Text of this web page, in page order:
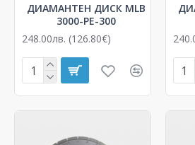
ДИАМАНТЕН ДИСК MLB
3000-PЕ-300
248.00лв. (126.80€)